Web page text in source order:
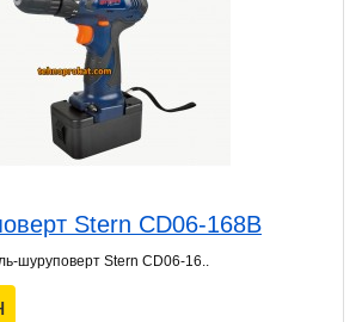
Stern CD06-168B
шуруповерт Stern CD06-16..